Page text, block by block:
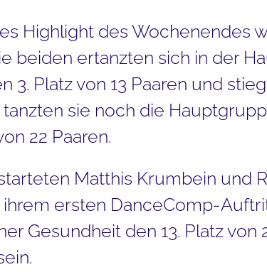
Highlight des Wochenendes
beiden ertanzten sich in der
3. Platz von 13 Paaren und
sie noch die
22 Paaren.
Matthis Krumbein und
ihrem ersten DanceComp-
Gesundheit den 13. Platz